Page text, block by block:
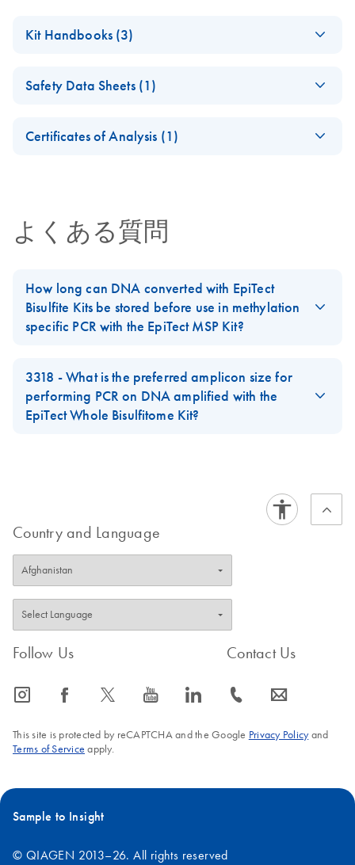
Kit Handbooks (3)
Whole Bisulfitome
For whole genome amplification of bisulfite
ールとトラブルシ
ューティング
JA-Important-Note-
for-EpiTect-Whole-
Bisulfitome-Kits
JA PDF(77.8KB) Download
Safety Data Sheets (1)
Certificates of Analysis (1)
よくある質問
How long can DNA converted with EpiTect
Bisulfite Kits be stored before use in methylation
specific PCR with the EpiTect MSP Kit?
showing that the bisulfite treated DNA is stable for 3 years at
-20°C before use in methylation specific PCR with the
EpiTect
MSP Kit, or theEpiTect MethyLight PCR Kit
3318 - What is the preferred amplicon size for
performing PCR on DNA amplified with the
EpiTect Whole Bisulfitome Kit?
Country and Language
Follow Us
icon_0065_instagram-s icon_0064_facebook-s icon_0340_cc_gen_x-s icon_0077_youtube-s icon_0066_linkedin-s
Contact Us
icon_0072_phone-s icon_0063_envelope-s
This site is protected by reCAPTCHA and the Google Privacy Policyand
Terms of Service apply.
Sample to Insight
© QIAGEN 2013–26. All rights reserved